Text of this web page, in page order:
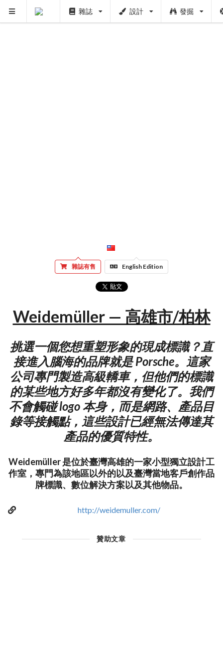
雜誌 設計 發掘
雜誌有售 English Edition
Weidemüller — 高雄市/柏林
挑選一個您想重塑形象的現成標識？直
接進入腦海的品牌就是 Porsche。這家
公司專門製造高級轎車，但他們的標識
的某些地方好多年都沒有變化了。我們
不會觸碰 logo 本身，而是網路、產品目
錄等接觸點，這些設計已經無法傳達其
產品的優質特性。
Weidemüller 是位於臺灣高雄的一家小型獨立設計工
作室，專門為該地區以外的以及臺灣當地客戶創作品
牌標識、數位解決方案以及其他物品。
http://weidemuller.com/
贊助文章